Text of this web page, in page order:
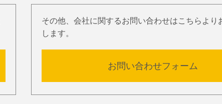
その他、会社に関するお問い合わせはこちらより
します。
お問い合わせフォーム